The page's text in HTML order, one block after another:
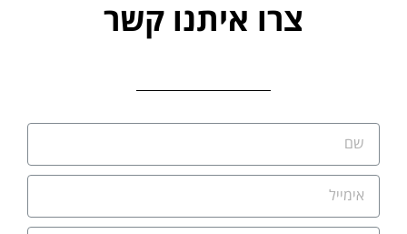
צרו איתנו קשר